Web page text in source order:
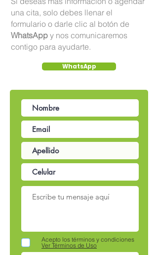
una cita, solo debes llenar el
formulario o darle clic al botón de
WhatsApp y nos comunicaremos
contigo para ayudarte.
WhatsApp
Acepto los términos y condiciones
Ver Términos de Uso